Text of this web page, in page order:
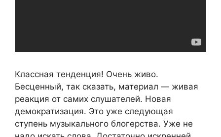
Классная тенденция! Очень живо.
Бесценный, так сказать, материал — живая
реакция от самих слушателей. Новая
демократизация. Это уже следующая
ступень музыкального блогерства. Уже не